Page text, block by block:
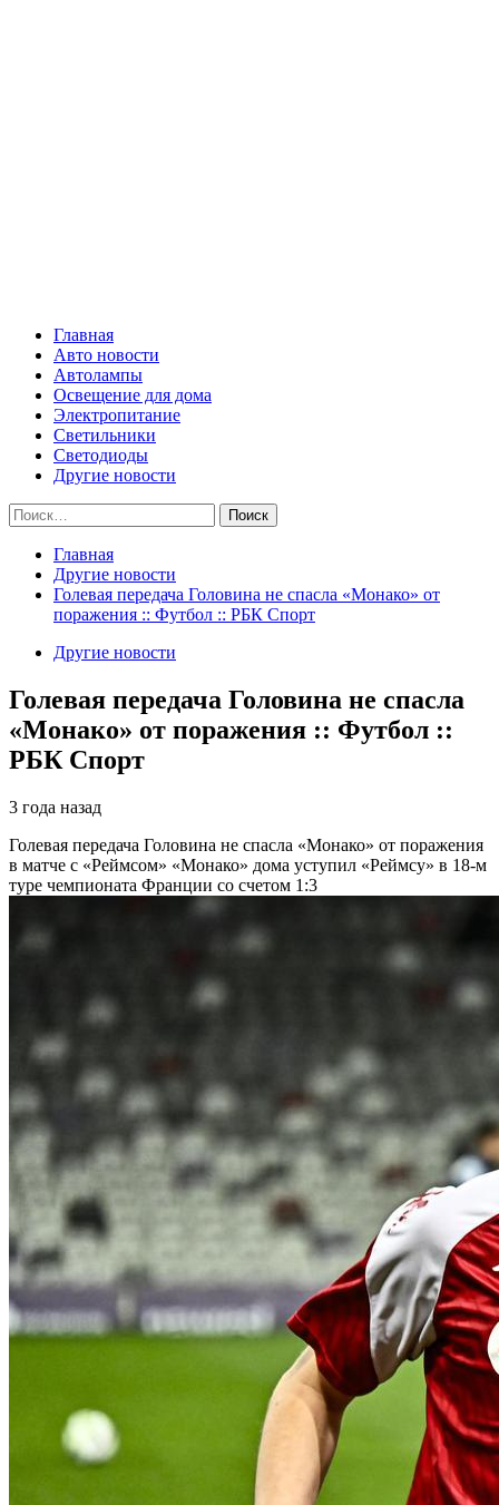
Главная
Авто новости
Автолампы
Освещение для дома
Электропитание
Светильники
Светодиоды
Другие новости
Найти:
Главная
Другие новости
Голевая передача Головина не спасла «Монако» от
поражения :: Футбол :: РБК Спорт
Другие новости
Голевая передача Головина не спасла
«Монако» от поражения :: Футбол ::
РБК Спорт
3 года назад
Голевая передача Головина не спасла «Монако» от поражения
в матче с «Реймсом» «Монако» дома уступил «Реймсу» в 18-м
туре чемпионата Франции со счетом 1:3